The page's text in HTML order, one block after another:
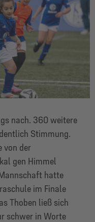
nach. 360 weitere
Stimmung.
von der
gen Himmel
hatte
im Finale
Thoben ließ sich
schwer in Worte